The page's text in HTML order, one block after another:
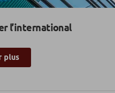
l’international
plus